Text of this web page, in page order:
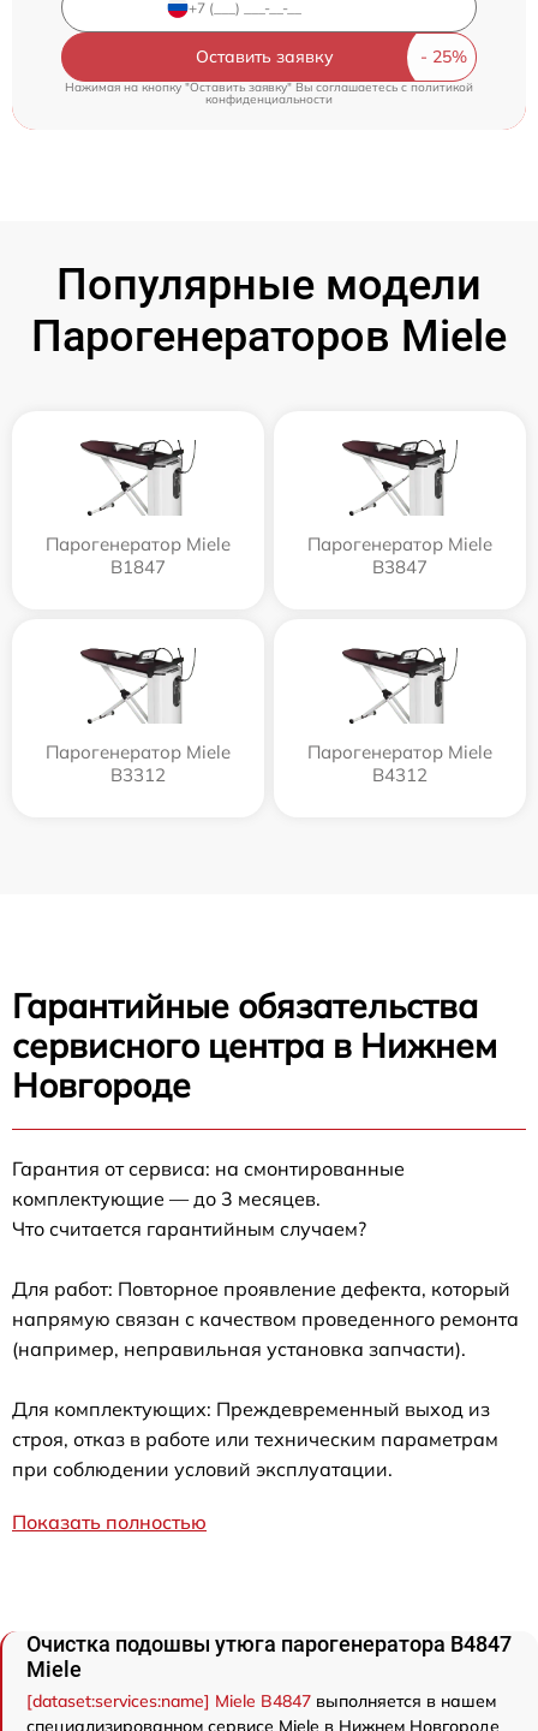
Оставить заявку
Нажимая на кнопку "Оставить заявку" Вы соглашаетесь cполитикой
конфиденциальности
Популярные модели
Парогенераторов Miele
Парогенератор Miele
B1847
Парогенератор Miele
B3847
Парогенератор Miele
B3312
Парогенератор Miele
B4312
Гарантийные обязательства
сервисного центра в Нижнем
Новгороде
Гарантия от сервиса: на смонтированные
комплектующие — до 3 месяцев.
Что считается гарантийным случаем?
Для работ: Повторное проявление дефекта, который
напрямую связан с качеством проведенного ремонта
(например, неправильная установка запчасти).
Для комплектующих: Преждевременный выход из
строя, отказ в работе или техническим параметрам
при соблюдении условий эксплуатации.
Показать полностью
Очистка подошвы утюга парогенератора B4847
Miele
[dataset:services:name] Miele B4847 выполняется в нашем
специализированном сервисе Miele в Нижнем Новгороде